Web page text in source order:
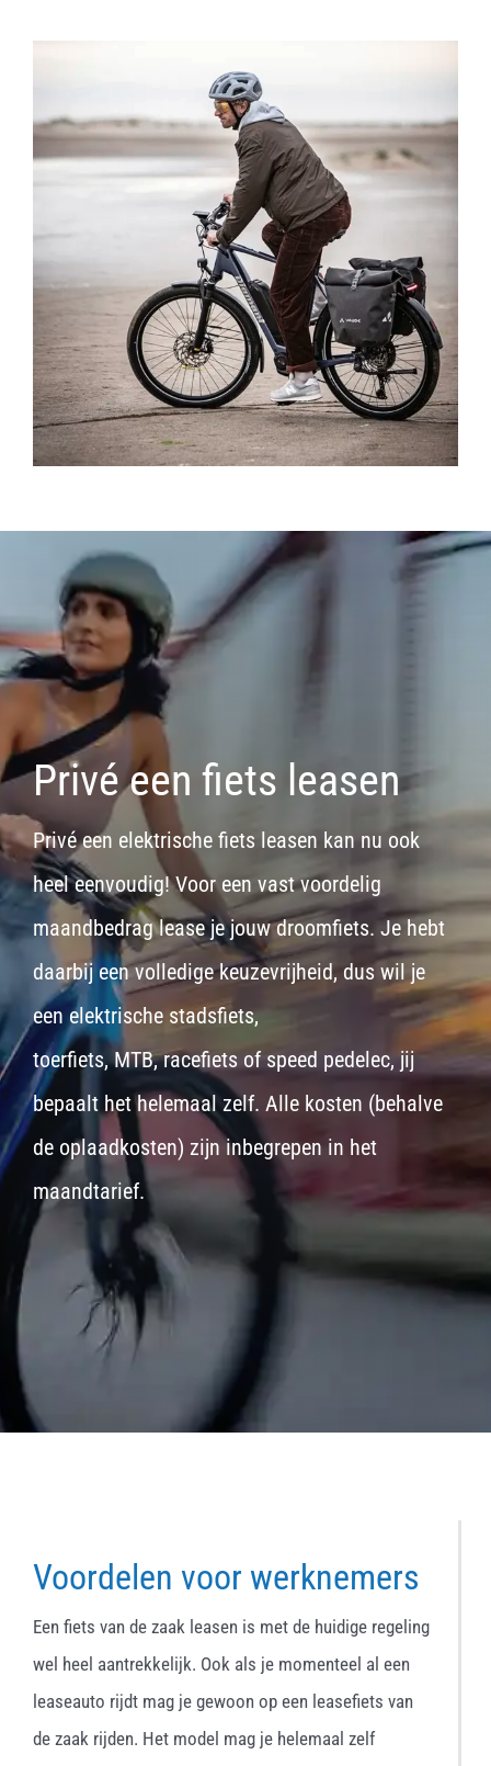
Privé een fiets leasen
Privé een elektrische fiets leasen kan nu ook
heel eenvoudig! Voor een vast voordelig
maandbedrag lease je jouw droomfiets. Je hebt
daarbij een volledige keuzevrijheid, dus wil je
eenelektrische stadsfiets,
toerfiets,MTB,racefietsof speed pedelec, jij
bepaalt het helemaal zelf. Alle kosten (behalve
de oplaadkosten) zijn inbegrepen in het
maandtarief.
Voordelen voor werknemers
Een fiets van de zaak leasen is met de huidige regeling
wel heel aantrekkelijk. Ook als je momenteel al een
leaseauto rijdt mag je gewoon op een leasefiets van
de zaak rijden. Het model mag je helemaal zelf